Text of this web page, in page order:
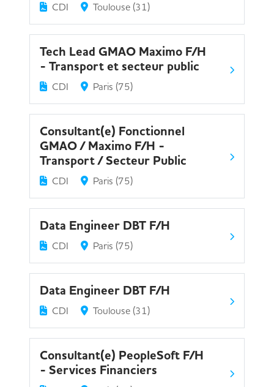
CDI Toulouse (31)
Tech Lead GMAO Maximo F/H
- Transport et secteur public
CDI Paris (75)
Consultant(e) Fonctionnel
GMAO / Maximo F/H -
Transport / Secteur Public
CDI Paris (75)
Data Engineer DBT F/H
CDI Paris (75)
Data Engineer DBT F/H
CDI Toulouse (31)
Consultant(e) PeopleSoft F/H
- Services Financiers